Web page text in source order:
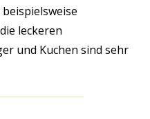
leckeren
und Kuchen sind sehr